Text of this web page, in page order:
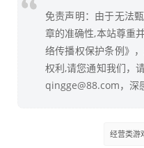
免责声明：由于无法
章的准确性,本站尊重
络传播权保护条例》
权利,请您通知我们，
qingge@88.com，深
经营类游